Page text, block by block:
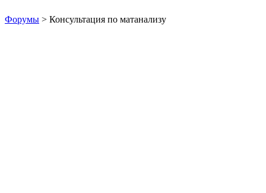
Форумы > Консультация по матанализу